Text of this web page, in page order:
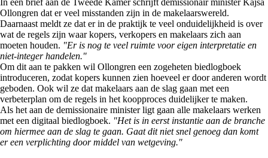
In een brief aan de Tweede Kamer schrijft demissionair minister Kajsa
Ollongren dat er veel misstanden zijn in de makelaarswereld.
Daarnaast meldt ze dat er in de praktijk te veel onduidelijkheid is over
wat de regels zijn waar kopers, verkopers en makelaars zich aan
moeten houden. "Er is nog te veel ruimte voor eigen interpretatie en
niet-integer handelen."
Om dit aan te pakken wil Ollongren een zogeheten biedlogboek
introduceren, zodat kopers kunnen zien hoeveel er door anderen wordt
geboden. Ook wil ze dat makelaars aan de slag gaan met een
verbeterplan om de regels in het koopproces duidelijker te maken.
Als het aan de demissionaire minister ligt gaan alle makelaars werken
met een digitaal biedlogboek. "Het is in eerst instantie aan de branche
om hiermee aan de slag te gaan. Gaat dit niet snel genoeg dan komt
er een verplichting door middel van wetgeving."